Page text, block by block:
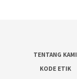
TENTANG KAMI
KODE ETIK